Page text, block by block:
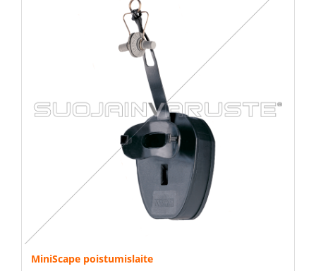
MiniScape poistumislaite